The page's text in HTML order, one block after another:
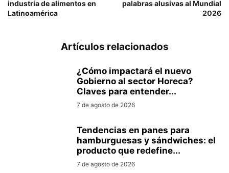
industria de alimentos en
Latinoamérica
palabras alusivas al Mundial
2026
Artículos relacionados
¿Cómo impactará el nuevo
Gobierno al sector Horeca?
Claves para entender...
7 de agosto de 2026
Tendencias en panes para
hamburguesas y sándwiches: el
producto que redefine...
7 de agosto de 2026